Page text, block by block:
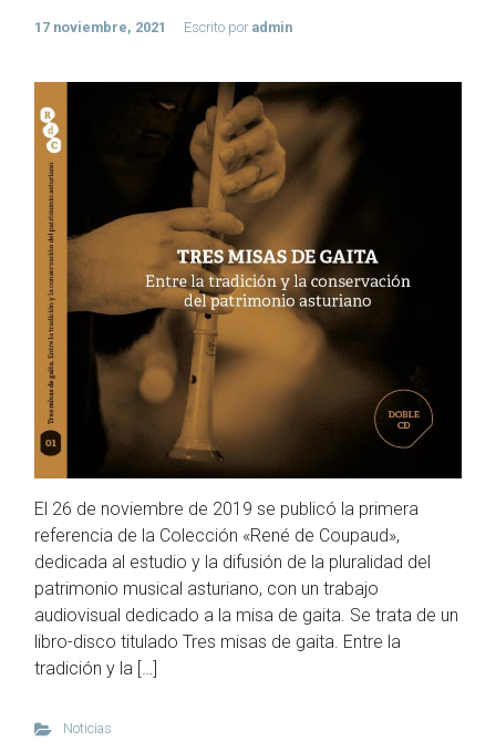
17 noviembre, 2021 Escrito por admin
El 26 de noviembre de 2019 se publicó la primera
referencia de la Colección «René de Coupaud»,
dedicada al estudio y la difusión de la pluralidad del
patrimonio musical asturiano, con un trabajo
audiovisual dedicado a la misa de gaita. Se trata de un
libro-disco titulado Tres misas de gaita. Entre la
tradición y la […]
Noticias